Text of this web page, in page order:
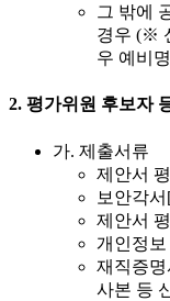
그 밖에
경우 (※
우 예비
2. 평가위원 후보자
가. 제출서류
제안서
보안각
제안서
개인정보
재직증
사본 등